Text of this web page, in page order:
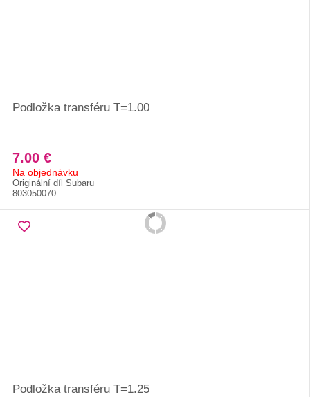
Podložka transféru T=1.00
7.00 €
Na objednávku
Originální díl Subaru
803050070
Podložka transféru T=1.25